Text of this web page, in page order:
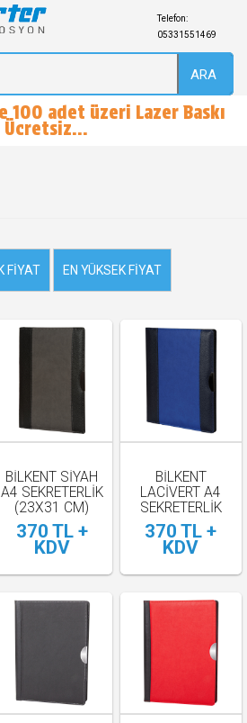
Telefon:
05331551469
ARA
100 adet üzeri Lazer Baskı
Ücretsiz...
FIYAT EN YÜKSEK FIYAT
BİLKENT SİYAH
A4 SEKRETERLİK
(23X31 CM)
370 TL +
KDV
BİLKENT
LACİVERT A4
SEKRETERLİK
(23X31 CM)
370 TL +
KDV